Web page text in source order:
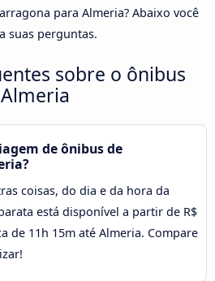
para Almeria? Abaixo você
suas perguntas.
sobre o ônibus
de ônibus de
coisas, do dia e da hora da
está disponível a partir de R$
de 11h 15m até Almeria. Compare